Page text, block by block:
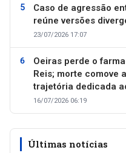
Caso de agressão
reúne versões
23/07/2026 17:07
Oeiras perde o
Reis; morte comove
trajetória dedicada
16/07/2026 06:19
Últimas notícias